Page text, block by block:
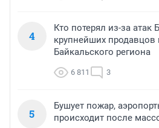
4
Кто потерял из-за атак
крупнейших продавцов
Байкальского региона
6 811 3
5
Бушует пожар,
происходит после